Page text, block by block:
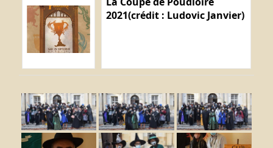
2021(crédit : Ludovic Janvier)